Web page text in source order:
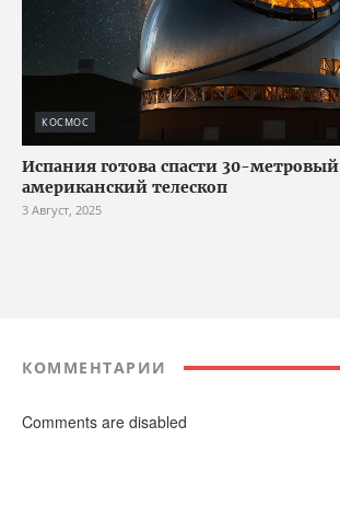
КОСМОС
Испания готова спасти 30-метровый
американский телескоп
3 Август, 2025
КОММЕНТАРИИ
Comments are disabled